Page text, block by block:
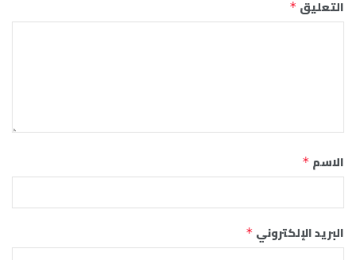
التعليق *
الاسم *
البريد الإلكتروني *